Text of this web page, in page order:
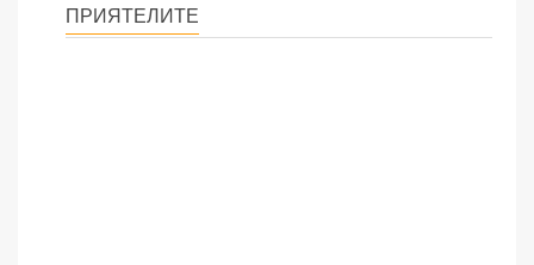
ПРИЯТЕЛИТЕ